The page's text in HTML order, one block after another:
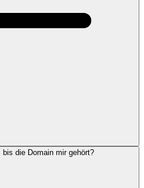
die Domain mir gehört?